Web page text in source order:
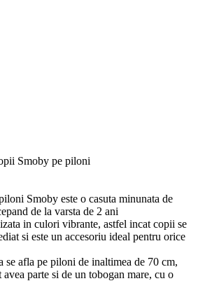
Smoby pe piloni
Smoby este o casuta minunata de
de la varsta de 2 ani
in culori vibrante, astfel incat copii se
si este un accesoriu ideal pentru orice
se afla pe piloni de inaltimea de 70 cm,
parte si de un tobogan mare, cu o